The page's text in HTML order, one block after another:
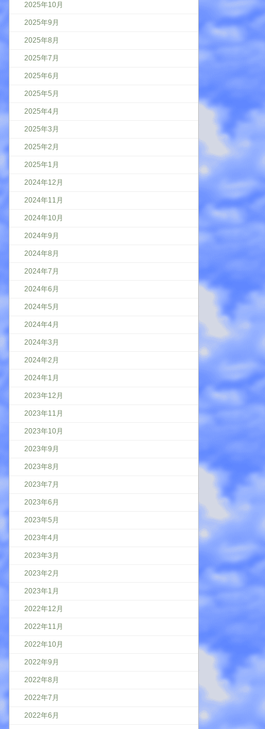
2025年10月
2025年9月
2025年8月
2025年7月
2025年6月
2025年5月
2025年4月
2025年3月
2025年2月
2025年1月
2024年12月
2024年11月
2024年10月
2024年9月
2024年8月
2024年7月
2024年6月
2024年5月
2024年4月
2024年3月
2024年2月
2024年1月
2023年12月
2023年11月
2023年10月
2023年9月
2023年8月
2023年7月
2023年6月
2023年5月
2023年4月
2023年3月
2023年2月
2023年1月
2022年12月
2022年11月
2022年10月
2022年9月
2022年8月
2022年7月
2022年6月